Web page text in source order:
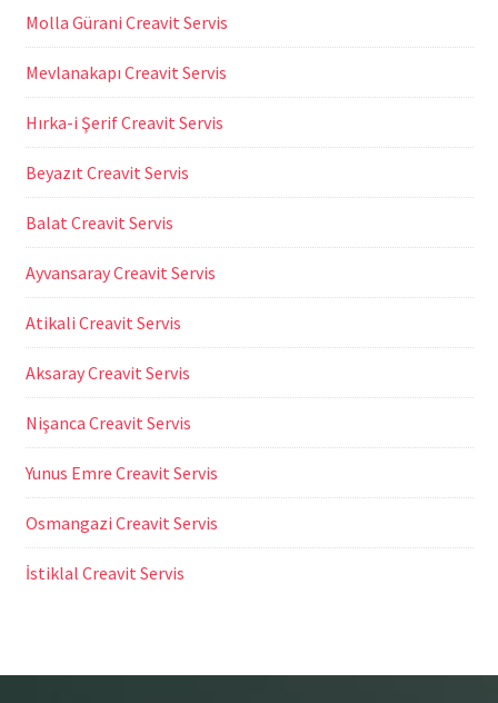
Molla Gürani Creavit Servis
Mevlanakapı Creavit Servis
Hırka-i Şerif Creavit Servis
Beyazıt Creavit Servis
Balat Creavit Servis
Ayvansaray Creavit Servis
Atikali Creavit Servis
Aksaray Creavit Servis
Nişanca Creavit Servis
Yunus Emre Creavit Servis
Osmangazi Creavit Servis
İstiklal Creavit Servis